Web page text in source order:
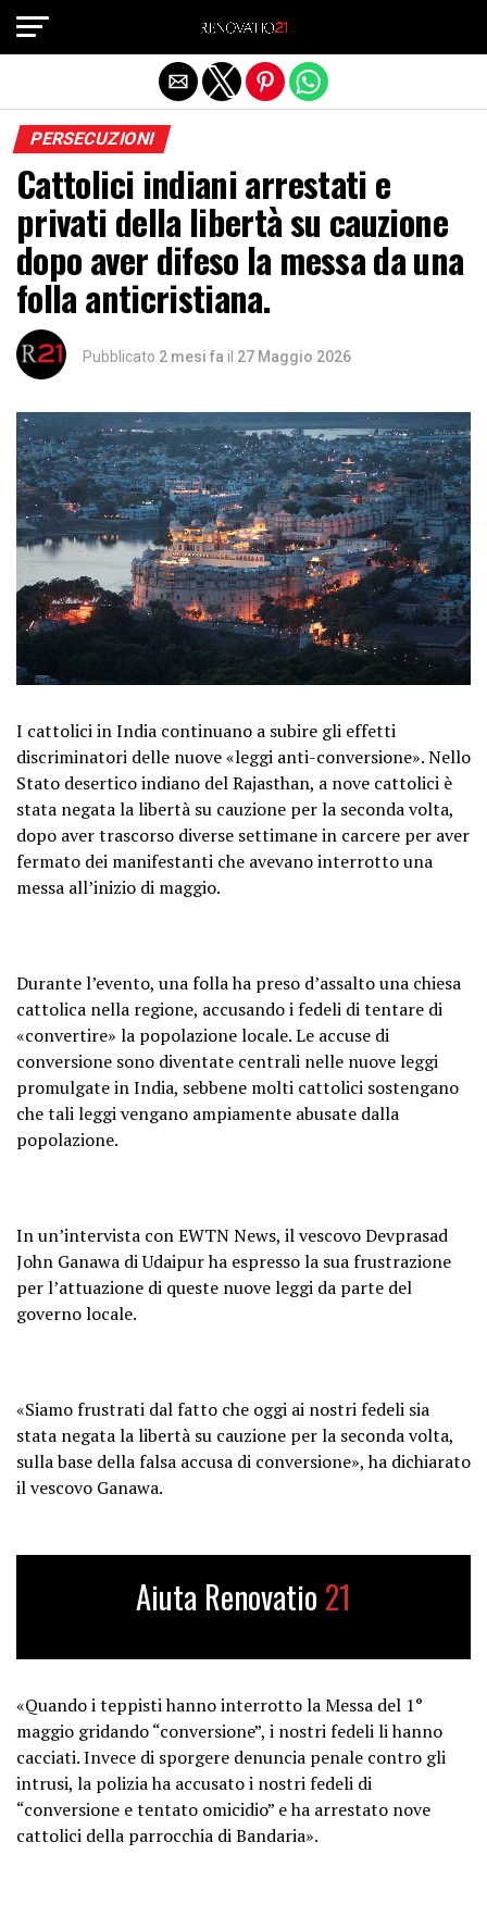
PERSECUZIONI
Cattolici indiani arrestati e
privati ​​della libertà su cauzione
dopo aver difeso la messa da una
folla anticristiana.
Pubblicato 2 mesi fa il 27 Maggio 2026
I cattolici in India continuano a subire gli effetti
discriminatori delle nuove «leggi anti-conversione». Nello
Stato desertico indiano del Rajasthan, a nove cattolici è
stata negata la libertà su cauzione per la seconda volta,
dopo aver trascorso diverse settimane in carcere per aver
fermato dei manifestanti che avevano interrotto una
messa all’inizio di maggio.
Durante l’evento, una folla ha preso d’assalto una chiesa
cattolica nella regione, accusando i fedeli di tentare di
«convertire» la popolazione locale. Le accuse di
conversione sono diventate centrali nelle nuove leggi
promulgate in India, sebbene molti cattolici sostengano
che tali leggi vengano ampiamente abusate dalla
popolazione.
In un’intervista con EWTN News, il vescovo Devprasad
John Ganawa di Udaipur ha espresso la sua frustrazione
per l’attuazione di queste nuove leggi da parte del
governo locale.
«Siamo frustrati dal fatto che oggi ai nostri fedeli sia
stata negata la libertà su cauzione per la seconda volta,
sulla base della falsa accusa di conversione», ha dichiarato
il vescovo Ganawa.
Aiuta Renovatio 21
«Quando i teppisti hanno interrotto la Messa del 1°
maggio gridando “conversione”, i nostri fedeli li hanno
cacciati. Invece di sporgere denuncia penale contro gli
intrusi, la polizia ha accusato i nostri fedeli di
“conversione e tentato omicidio” e ha arrestato nove
cattolici della parrocchia di Bandaria».
Exit mobile version